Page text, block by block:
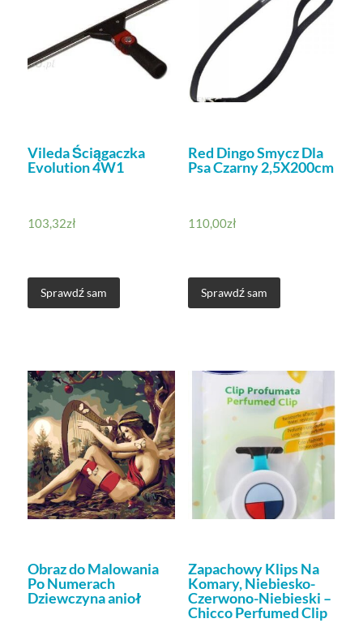
Vileda Ściągaczka
Evolution 4W1
103,32zł
Sprawdź sam
Red Dingo Smycz Dla
Psa Czarny 2,5X200cm
110,00zł
Sprawdź sam
Obraz do Malowania
Po Numerach
Dziewczyna anioł
Zapachowy Klips Na
Komary, Niebiesko-
Czerwono-Niebieski –
Chicco Perfumed Clip